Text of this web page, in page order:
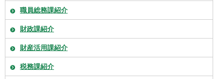
職員総務課紹介
財政課紹介
財産活用課紹介
税務課紹介